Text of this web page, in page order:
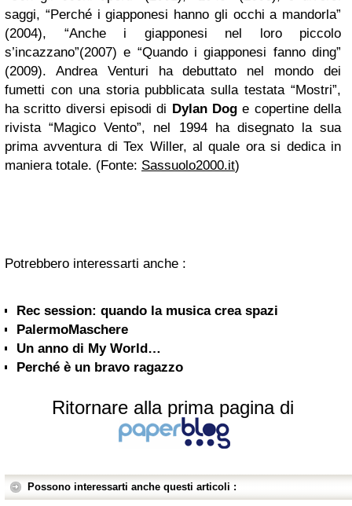
saggi, “Perché i giapponesi hanno gli occhi a mandorla”
(2004), “Anche i giapponesi nel loro piccolo
s’incazzano”(2007) e “Quando i giapponesi fanno ding”
(2009). Andrea Venturi ha debuttato nel mondo dei
fumetti con una storia pubblicata sulla testata “Mostri”,
ha scritto diversi episodi di Dylan Dog e copertine della
rivista “Magico Vento”, nel 1994 ha disegnato la sua
prima avventura di Tex Willer, al quale ora si dedica in
maniera totale. (Fonte: Sassuolo2000.it)
Potrebbero interessarti anche :
Rec session: quando la musica crea spazi
PalermoMaschere
Un anno di My World…
Perché è un bravo ragazzo
Ritornare alla prima pagina di
Possono interessarti anche questi articoli :